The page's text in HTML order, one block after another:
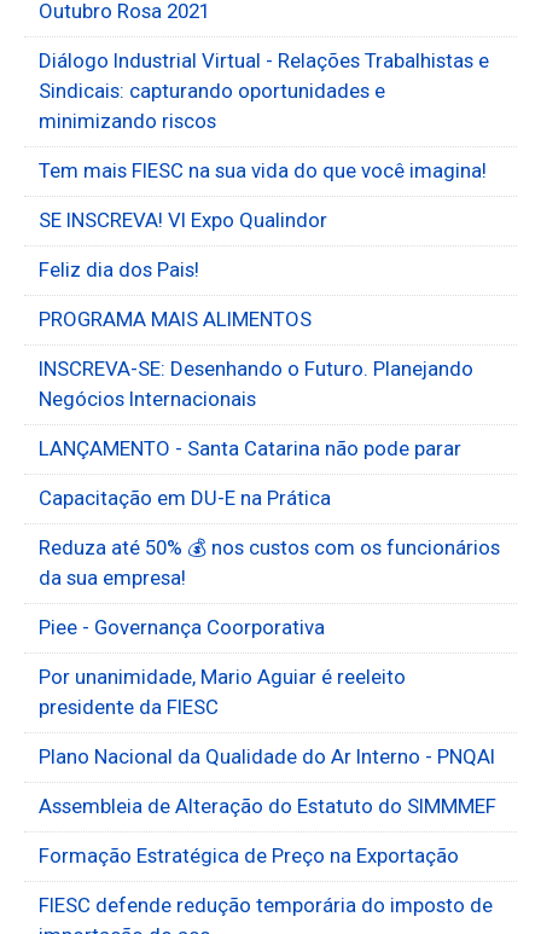
Outubro Rosa 2021
Diálogo Industrial Virtual - Relações Trabalhistas e
Sindicais: capturando oportunidades e
minimizando riscos
Tem mais FIESC na sua vida do que você imagina!
SE INSCREVA! VI Expo Qualindor
Feliz dia dos Pais!
PROGRAMA MAIS ALIMENTOS
INSCREVA-SE: Desenhando o Futuro. Planejando
Negócios Internacionais
LANÇAMENTO - Santa Catarina não pode parar
Capacitação em DU-E na Prática
Reduza até 50% 💰 nos custos com os funcionários
da sua empresa!
Piee - Governança Coorporativa
Por unanimidade, Mario Aguiar é reeleito
presidente da FIESC
Plano Nacional da Qualidade do Ar Interno - PNQAI
Assembleia de Alteração do Estatuto do SIMMMEF
Formação Estratégica de Preço na Exportação
FIESC defende redução temporária do imposto de